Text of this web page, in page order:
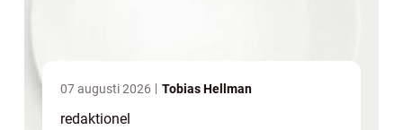
07 augusti 2026 Tobias Hellman
redaktionel